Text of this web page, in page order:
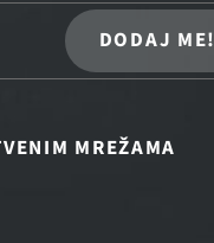
DODAJ ME!
MREŽAMA